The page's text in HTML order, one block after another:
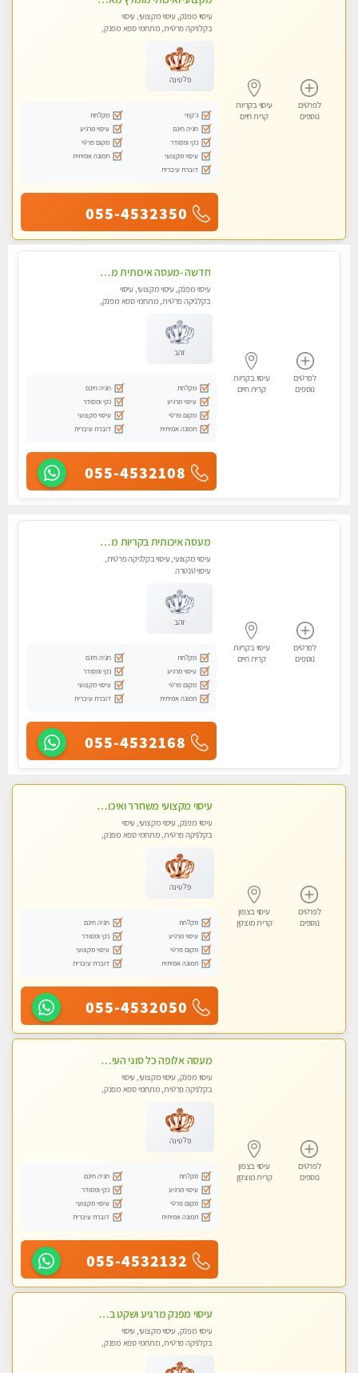
לפרטים
נוספים
עיסוי בקריות
קרית חיים
עיסוי מפנק, עיסוי מקצועי, עיסוי
בקלניקה פרטית, מתחמי ספא מפנק,
פלטינה
ג'קוזי
מקלחת
חניה חינם
עיסוי מרגיע
נקי ומסודר
מקום פרטי
עיסוי מקצועי
תמונה אמיתית
דוברת עיברית
055-4532350
לפרטים
נוספים
עיסוי בקריות
קרית חיים
חדשה -מעסה איכותית מפנקת ומקצועית עיסוי חלומי ..... בקרית אתא
עיסוי מפנק, עיסוי מקצועי, עיסוי
בקלניקה פרטית, מתחמי ספא מפנק,
זהב
מקלחת
חניה חינם
עיסוי מרגיע
נקי ומסודר
מקום פרטי
עיסוי מקצועי
תמונה אמיתית
דוברת עיברית
055-4532108
לפרטים
נוספים
עיסוי בקריות
קרית חיים
מעסה איכותית בקריות מקצועית ומפנקת
עיסוי מקצועי, עיסוי בקלניקה פרטית,
עיסוי טנטרה
זהב
מקלחת
חניה חינם
עיסוי מרגיע
נקי ומסודר
מקום פרטי
עיסוי מקצועי
תמונה אמיתית
דוברת עיברית
055-4532168
לפרטים
נוספים
עיסוי בצפון
קרית מוצקין
עיסוי מקצועי משחרר ואיכותי והכי טוב בעיר - מרגיע ומפנק
עיסוי מפנק, עיסוי מקצועי, עיסוי
בקלניקה פרטית, מתחמי ספא מפנק,
פלטינה
מקלחת
חניה חינם
עיסוי מרגיע
נקי ומסודר
מקום פרטי
עיסוי מקצועי
תמונה אמיתית
דוברת עיברית
055-4532050
לפרטים
נוספים
עיסוי בצפון
קרית מוצקין
מעסה אלופה כל סוגי העיסויים מעסה מקצועית ואיכותית פרטי!!!
עיסוי מפנק, עיסוי מקצועי, עיסוי
בקלניקה פרטית, מתחמי ספא מפנק,
פלטינה
מקלחת
חניה חינם
עיסוי מרגיע
נקי ומסודר
מקום פרטי
עיסוי מקצועי
תמונה אמיתית
דוברת עיברית
055-4532132
עיסוי מפנק מרגיע ושקט במקום מדהים עיסוי מושקע מאוד -טל-04-8704141
עיסוי מפנק, עיסוי מקצועי, עיסוי
בקלניקה פרטית, מתחמי ספא מפנק,